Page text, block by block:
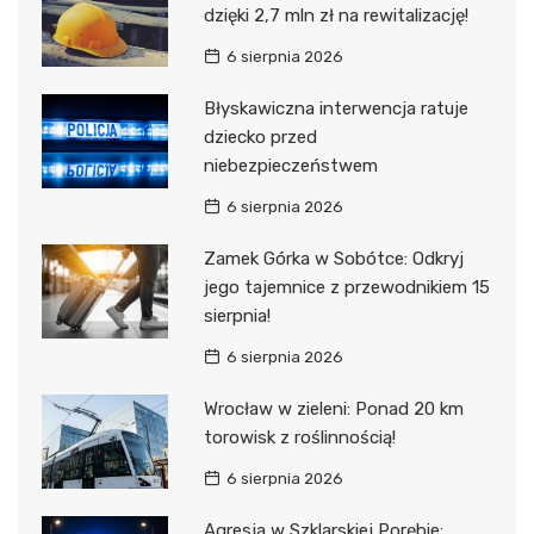
dzięki 2,7 mln zł na rewitalizację!
6 sierpnia 2026
Błyskawiczna interwencja ratuje
dziecko przed
niebezpieczeństwem
6 sierpnia 2026
Zamek Górka w Sobótce: Odkryj
jego tajemnice z przewodnikiem 15
sierpnia!
6 sierpnia 2026
Wrocław w zieleni: Ponad 20 km
torowisk z roślinnością!
6 sierpnia 2026